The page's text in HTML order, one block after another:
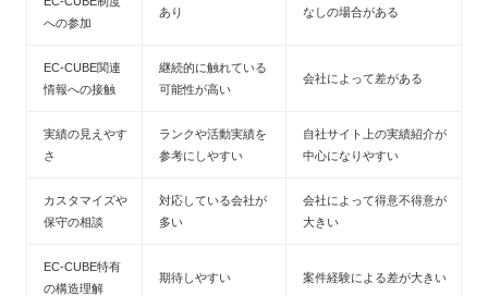
への参加
あり なしの場合がある
EC-CUBE関連
情報への接触
継続的に触れている
可能性が高い
会社によって差がある
実績の見えやす
さ
ランクや活動実績を
参考にしやすい
自社サイト上の実績紹介が
中心になりやすい
カスタマイズや
保守の相談
対応している会社が
多い
会社によって得意不得意が
大きい
EC-CUBE特有
の構造理解
期待しやすい 案件経験による差が大きい